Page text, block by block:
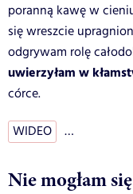
poranną kawę w
się wreszcie
odgrywam rolę
uwierzyłam w
córce.
WIDEO …
Nie mogłam